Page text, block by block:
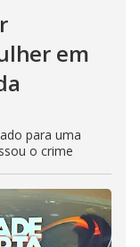
em
para uma
o crime